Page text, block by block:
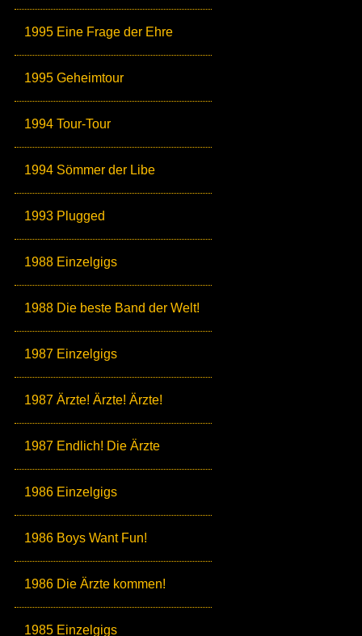
1995 Eine Frage der Ehre
1995 Geheimtour
1994 Tour-Tour
1994 Sömmer der Libe
1993 Plugged
1988 Einzelgigs
1988 Die beste Band der Welt!
1987 Einzelgigs
1987 Ärzte! Ärzte! Ärzte!
1987 Endlich! Die Ärzte
1986 Einzelgigs
1986 Boys Want Fun!
1986 Die Ärzte kommen!
1985 Einzelgigs